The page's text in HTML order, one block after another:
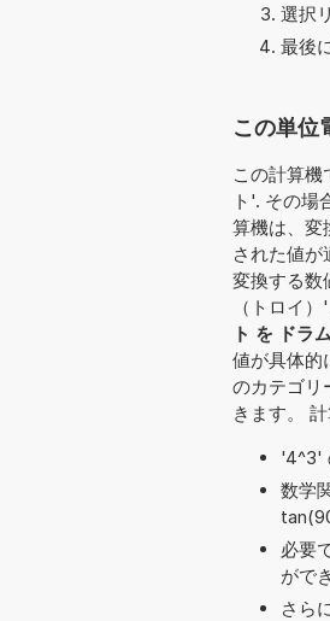
選択
最後
この単位
この計算
ト'. その
算機は、変
された値
変換する
（トロイ
ト を ドラ
値が具体的
のカテゴリ
きます。
'4^3'
数学
必要
がで
さら